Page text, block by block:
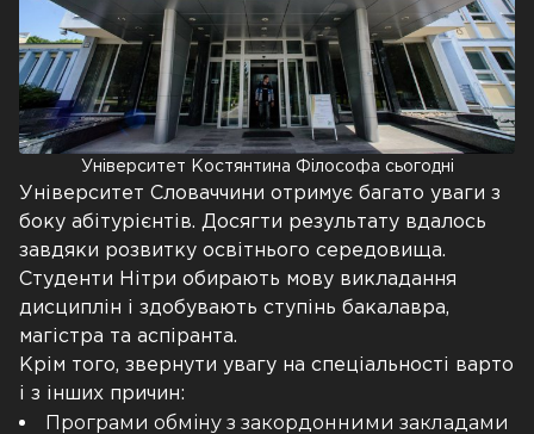
Університет Костянтина Філософа сьогодні
Університет Словаччини отримує багато уваги з
боку абітурієнтів. Досягти результату вдалось
завдяки розвитку освітнього середовища.
Студенти Нітри обирають мову викладання
дисциплін і здобувають ступінь бакалавра,
магістра та аспіранта.
Крім того, звернути увагу на спеціальності варто
і з інших причин:
Програми обміну з закордонними закладами